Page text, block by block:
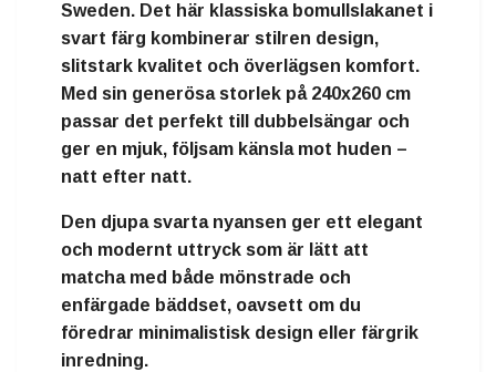
Sweden. Det här klassiska bomullslakanet i
svart färg kombinerar stilren design,
slitstark kvalitet och överlägsen komfort.
Med sin generösa storlek på 240x260 cm
passar det perfekt till dubbelsängar och
ger en mjuk, följsam känsla mot huden –
natt efter natt.
Den djupa svarta nyansen ger ett elegant
och modernt uttryck som är lätt att
matcha med både mönstrade och
enfärgade bäddset, oavsett om du
föredrar minimalistisk design eller färgrik
inredning.